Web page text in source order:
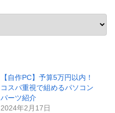
【自作PC】予算5万円以内！
コスパ重視で組めるパソコン
パーツ紹介
2024年2月17日